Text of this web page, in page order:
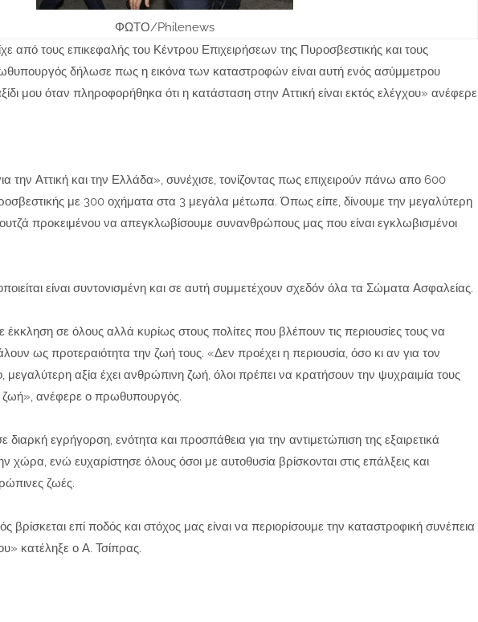
ΦΩΤΟ/Philenews
από τους επικεφαλής του Κέντρου Επιχειρήσεων της Πυροσβεστικής και τους
δήλωσε πως η εικόνα των καταστροφών είναι αυτή ενός ασύμμετρου
μου όταν πληροφορήθηκα ότι η κατάσταση στην Αττική είναι εκτός ελέγχου» ανέφερε
την Αττική και την Ελλάδα», συνέχισε, τονίζοντας πως επιχειρούν πάνω απο 600
με 300 οχήματα στα 3 μεγάλα μέτωπα. Όπως είπε, δίνουμε την μεγαλύτερη
προκειμένου να απεγκλωβίσουμε συνανθρώπους μας που είναι εγκλωβισμένοι
είναι συντονισμένη και σε αυτή συμμετέχουν σχεδόν όλα τα Σώματα Ασφαλείας.
σε όλους αλλά κυρίως στους πολίτες που βλέπουν τις περιουσίες τους να
ως προτεραιότητα την ζωή τους. «Δεν προέχει η περιουσία, όσο κι αν για τον
μεγαλύτερη αξία έχει ανθρώπινη ζωή, όλοι πρέπει να κρατήσουν την ψυχραιμία τους
ζωή», ανέφερε ο πρωθυπουργός.
διαρκή εγρήγορση, ενότητα και προσπάθεια για την αντιμετώπιση της εξαιρετικά
χώρα, ενώ ευχαρίστησε όλους όσοι με αυτοθυσία βρίσκονται στις επάλξεις και
ζωές.
βρίσκεται επί ποδός και στόχος μας είναι να περιορίσουμε την καταστροφική συνέπεια
κατέληξε ο Α. Τσίπρας.